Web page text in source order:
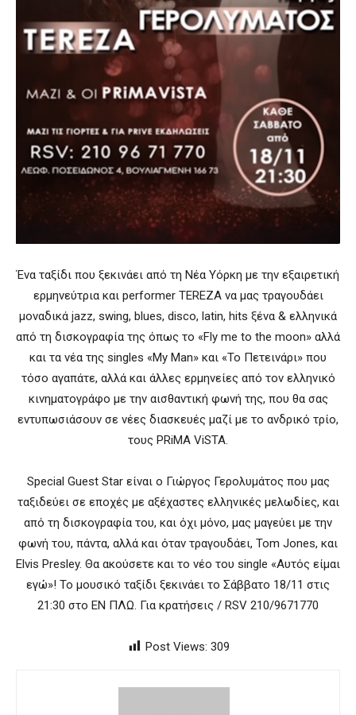
Ένα ταξίδι που ξεκινάει από τη Νέα Υόρκη με την εξαιρετική
ερμηνεύτρια και performer TEREZA να μας τραγουδάει
μοναδικά jazz, swing, blues, disco, latin, hits ξένα & ελληνικά
από τη δισκογραφία της όπως το «Fly me to the moon» αλλά
και τα νέα της singles «My Man» και «Το Πετεινάρι» που
τόσο αγαπάτε, αλλά και άλλες ερμηνείες από τον ελληνικό
κινηματογράφο με την αισθαντική φωνή της, που θα σας
εντυπωσιάσουν σε νέες διασκευές μαζί με το ανδρικό τρίο,
τους PRiMA ViSTA.
Special Guest Star είναι ο Γιώργος Γερολυμάτος που μας
ταξιδεύει σε εποχές με αξέχαστες ελληνικές μελωδίες, και
από τη δισκογραφία του, και όχι μόνο, μας μαγεύει με την
φωνή του, πάντα, αλλά και όταν τραγουδάει, Tom Jones, και
Elvis Presley. Θα ακούσετε και το νέο του single «Αυτός είμαι
εγώ»! Το μουσικό ταξίδι ξεκινάει το Σάββατο 18/11 στις
21:30 στο ΕΝ ΠΛΩ. Για κρατήσεις / RSV 210/9671770
Post Views: 309